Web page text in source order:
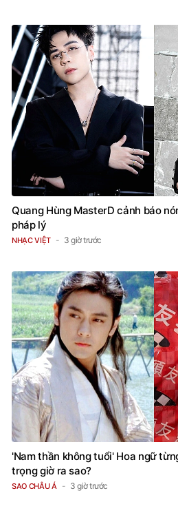
Quang Hùng MasterD cảnh báo
pháp lý
NHẠC VIỆT 3 giờ trước
'Nam thần không tuổi' Hoa ngữ
trọng giờ ra sao?
SAO CHÂU Á 3 giờ trước